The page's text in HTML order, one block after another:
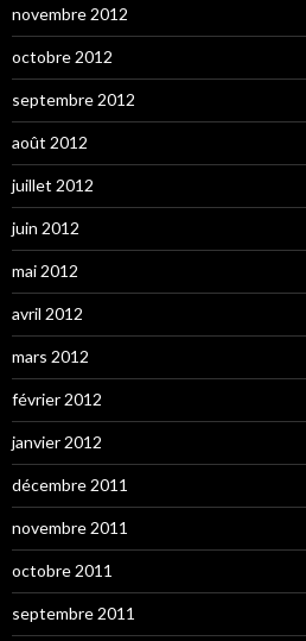
novembre 2012
octobre 2012
septembre 2012
août 2012
juillet 2012
juin 2012
mai 2012
avril 2012
mars 2012
février 2012
janvier 2012
décembre 2011
novembre 2011
octobre 2011
septembre 2011